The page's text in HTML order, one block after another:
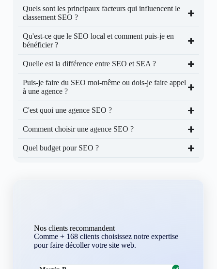
Quels sont les principaux facteurs qui influencent le
classement SEO ?
Qu'est-ce que le SEO local et comment puis-je en
bénéficier ?
Quelle est la différence entre SEO et SEA ?
Puis-je faire du SEO moi-même ou dois-je faire appel
à une agence ?
C'est quoi une agence SEO ?
Comment choisir une agence SEO ?
Quel budget pour SEO ?
Nos clients recommandent
Comme + 168 clients choisissez notre expertise
pour faire décoller votre site web.